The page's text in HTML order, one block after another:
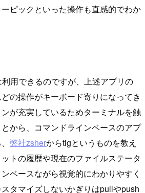
ピックといった操作も直感的でわか
用できるのですが、上述アプリの
の操作がキーボード寄りになってき
が充実しているためターミナルを触
から、コマンドラインベースのアプ
弊社zsherからtigというものを教え
トの履歴や現在のファイルステータ
ベースながら視覚的にわかりやすく
タマイズしないかぎりはpullやpush